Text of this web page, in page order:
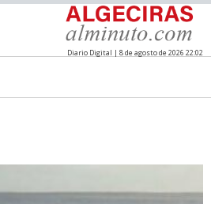
Diario Digital | 8 de agosto de 2026 22:02